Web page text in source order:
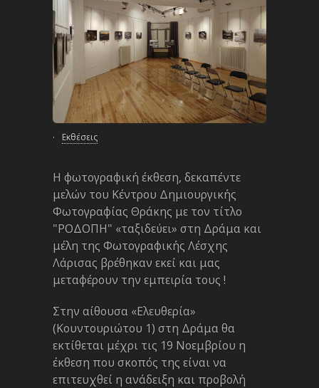
· Εκθέσεις
Η φωτογραφική έκθεση, δεκαπέντε
μελών του Κέντρου Δημιουργικής
Φωτογραφίας Θράκης με τον τίτλο
"ΡΟΔΟΠΗ" «ταξιδεύει» στη Δράμα και
μέλη της Φωτογραφικής Λέσχης
Λάρισας βρέθηκαν εκεί και μας
μεταφέρουν την εμπειρία τους !
Στην αίθουσα «Ελευθερία»
(Κουντουριώτου 1) στη Δράμα θα
εκτίθεται μέχρι τις 19 Νοεμβρίου η
έκθεση που σκοπός της είναι να
επιτευχθεί η ανάδειξη και προβολή